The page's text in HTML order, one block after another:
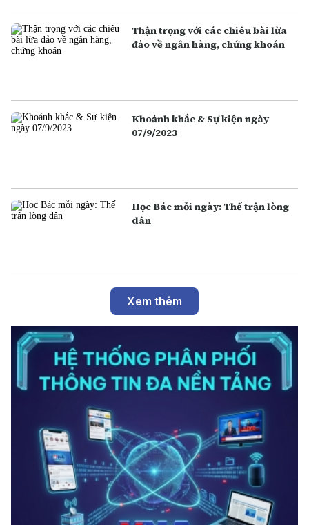
Thận trọng với các chiêu bài lừa
đảo về ngân hàng, chứng khoán
Khoảnh khắc & Sự kiện ngày
07/9/2023
Học Bác mỗi ngày: Thế trận lòng
dân
Xem thêm